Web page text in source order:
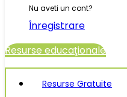
Nu aveti un cont?
Înregistrare
Resurse educaţionale
Resurse Gratuite